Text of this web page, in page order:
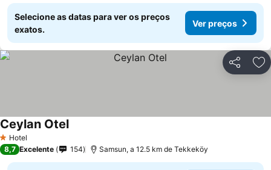
Selecione as datas para ver os preços
exatos.
Ver preços
Partilhar
1 Estrelas
Hotel
Ceylan Otel
8,7 Excelente 154 Samsun, a 12.5 km de Tekkeköy